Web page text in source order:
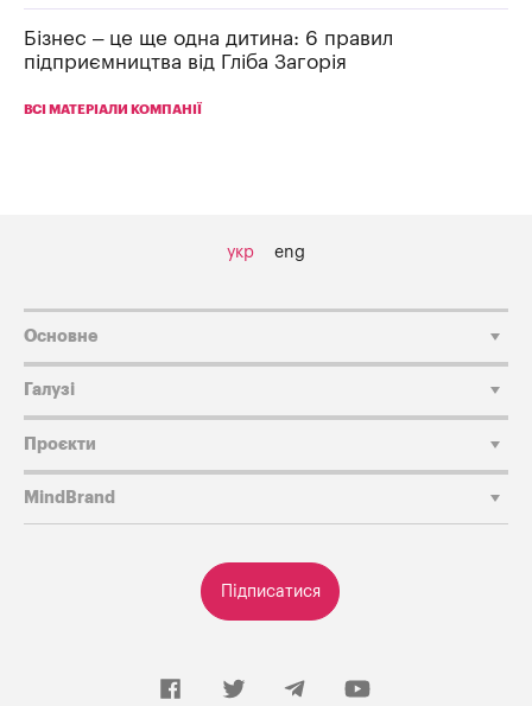
Бізнес – це ще одна дитина: 6 правил
підприємництва від Гліба Загорія
ВСІ МАТЕРІАЛИ КОМПАНІЇ
укр eng
Підписатися
Основне
Галузі
Проєкти
MindBrand